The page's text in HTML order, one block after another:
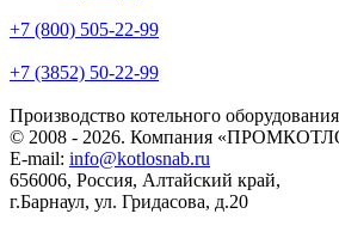
+7 (800) 505-22-99
+7 (3852) 50-22-99
Производство котельного оборудования
© 2008 - 2026. Компания
E-mail: info@kotlosnab.ru
656006, Россия, Алтайский край,
г.Барнаул, ул. Гридасова, д.20